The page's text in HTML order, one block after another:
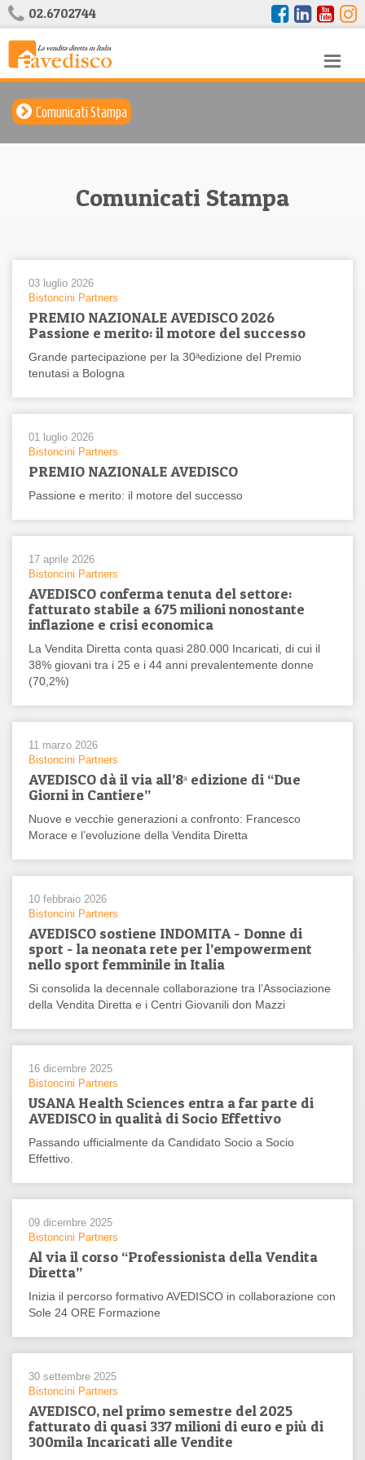
02.6702744
Comunicati Stampa
Comunicati Stampa
03 luglio 2026
Bistoncini Partners
PREMIO NAZIONALE AVEDISCO 2026
Passione e merito: il motore del successo
Grande partecipazione per la 30ᵃedizione del Premio
tenutasi a Bologna
01 luglio 2026
Bistoncini Partners
PREMIO NAZIONALE AVEDISCO
Passione e merito: il motore del successo
17 aprile 2026
Bistoncini Partners
AVEDISCO conferma tenuta del settore:
fatturato stabile a 675 milioni nonostante
inflazione e crisi economica
La Vendita Diretta conta quasi 280.000 Incaricati, di cui il
38% giovani tra i 25 e i 44 anni prevalentemente donne
(70,2%)
11 marzo 2026
Bistoncini Partners
AVEDISCO dà il via all’8ᵃ edizione di “Due
Giorni in Cantiere”
Nuove e vecchie generazioni a confronto: Francesco
Morace e l’evoluzione della Vendita Diretta
10 febbraio 2026
Bistoncini Partners
AVEDISCO sostiene INDOMITA - Donne di
sport - la neonata rete per l’empowerment
nello sport femminile in Italia
Si consolida la decennale collaborazione tra l’Associazione
della Vendita Diretta e i Centri Giovanili don Mazzi
16 dicembre 2025
Bistoncini Partners
USANA Health Sciences entra a far parte di
AVEDISCO in qualità di Socio Effettivo
Passando ufficialmente da Candidato Socio a Socio
Effettivo.
09 dicembre 2025
Bistoncini Partners
Al via il corso “Professionista della Vendita
Diretta”
Inizia il percorso formativo AVEDISCO in collaborazione con
Sole 24 ORE Formazione
30 settembre 2025
Bistoncini Partners
AVEDISCO, nel primo semestre del 2025
fatturato di quasi 337 milioni di euro e più di
300mila Incaricati alle Vendite